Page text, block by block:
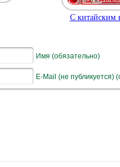
С китайским
Имя (обязательно)
E-Mail (не публикуется)